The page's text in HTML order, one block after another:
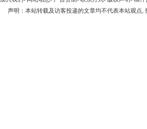
声明：本站转载及访客投递的文章均不代表本站观点